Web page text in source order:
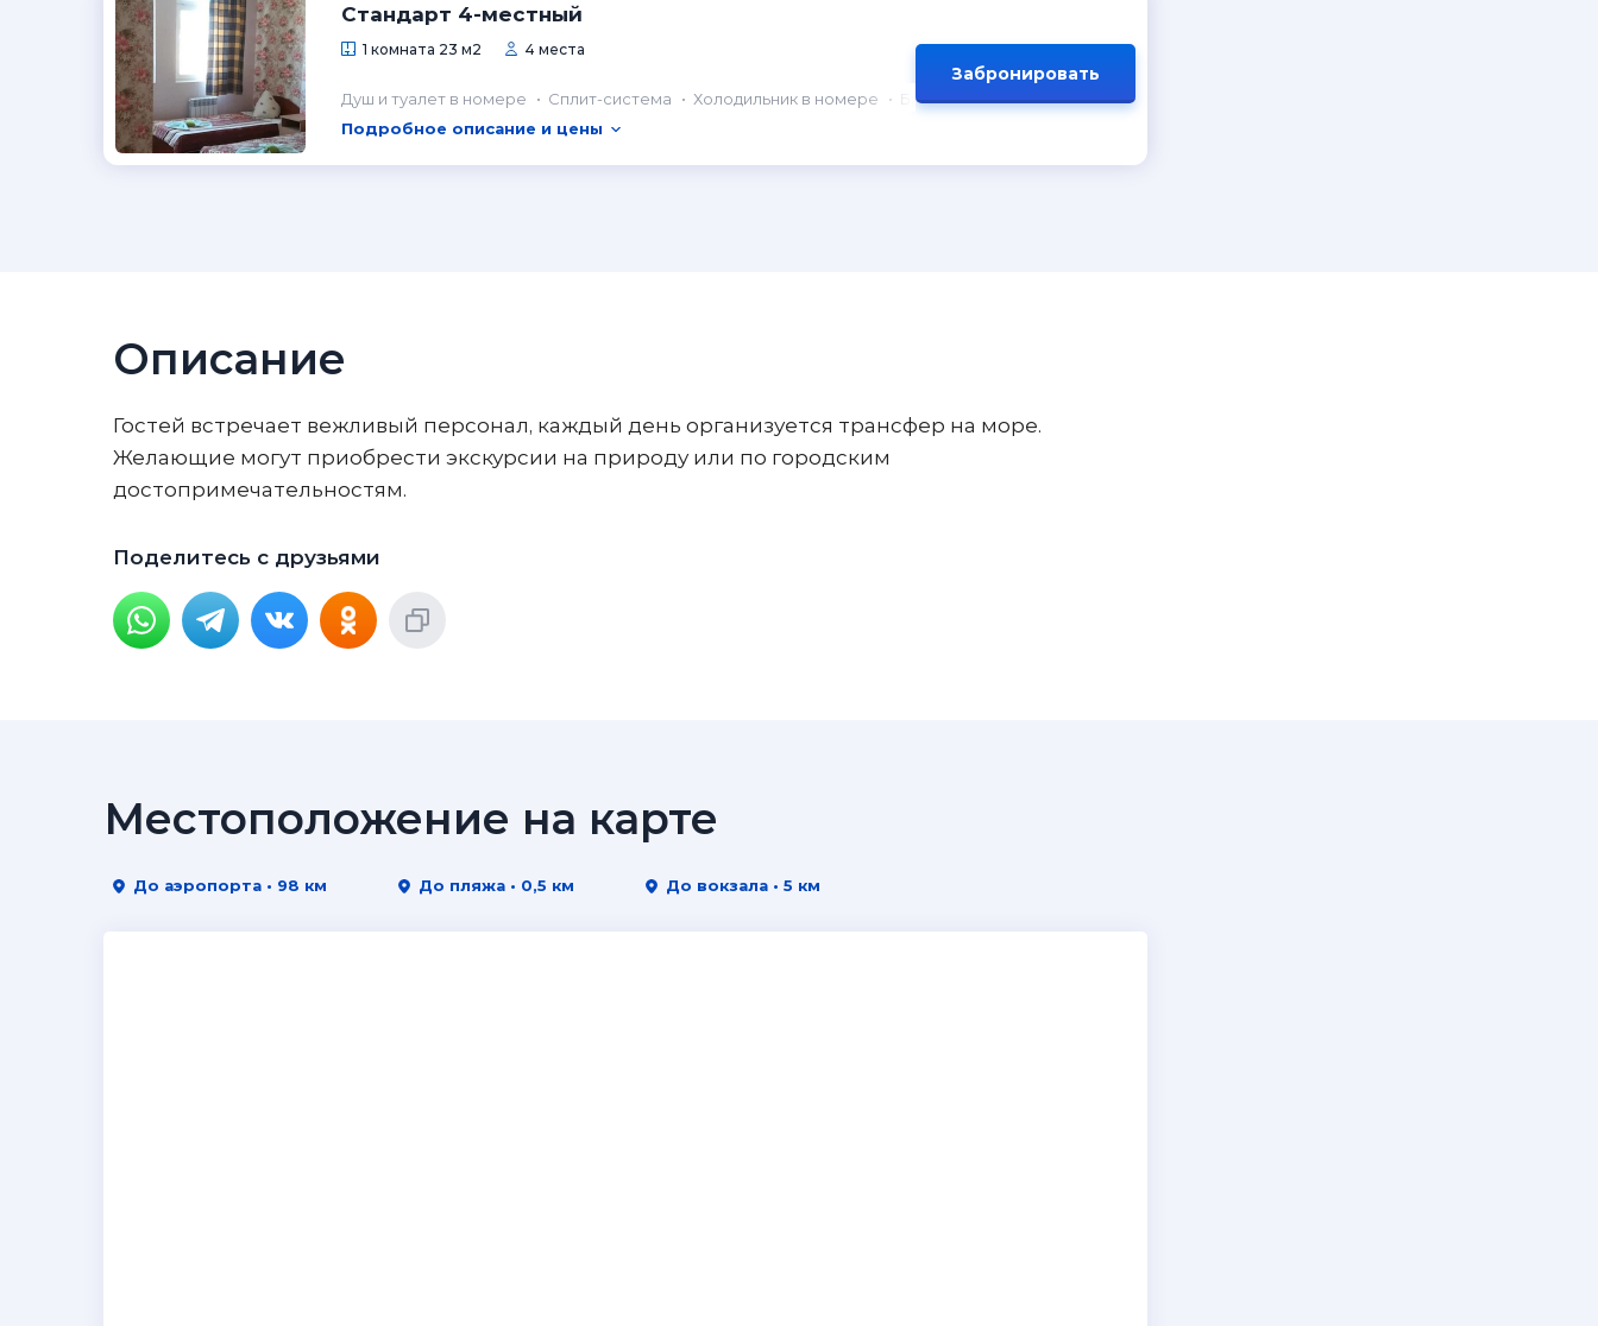
Стандарт 4-местный
1 комната 23 м2 4 места
Душ и туалет в номере Сплит-система Холодильник в номере
Балкон
Подробное описание и цены
Забронировать
Описание
Гостей встречает вежливый персонал, каждый день организуется трансфер на море.
Желающие могут приобрести экскурсии на природу или по городским
достопримечательностям.
Поделитесь с друзьями
Местоположение на карте
До аэропорта • 98 км До пляжа • 0,5 км До вокзала • 5 км